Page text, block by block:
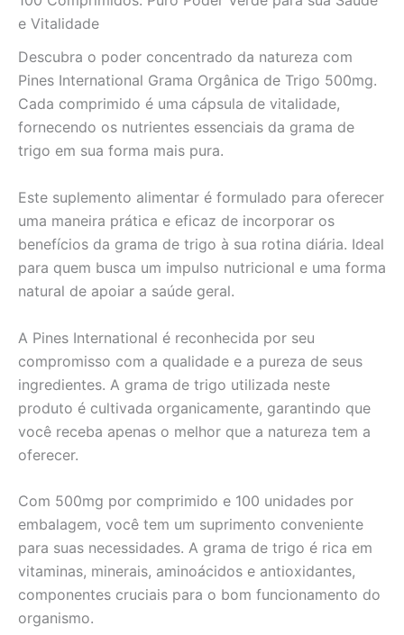
Bem-
Estar
e Vitalidade
Descubra o poder concentrado da natureza com
Pines International Grama Orgânica de Trigo 500mg.
Cada comprimido é uma cápsula de vitalidade,
fornecendo os nutrientes essenciais da grama de
trigo em sua forma mais pura.
Este suplemento alimentar é formulado para oferecer
uma maneira prática e eficaz de incorporar os
benefícios da grama de trigo à sua rotina diária. Ideal
para quem busca um impulso nutricional e uma forma
natural de apoiar a saúde geral.
A Pines International é reconhecida por seu
compromisso com a qualidade e a pureza de seus
ingredientes. A grama de trigo utilizada neste
produto é cultivada organicamente, garantindo que
você receba apenas o melhor que a natureza tem a
oferecer.
Com 500mg por comprimido e 100 unidades por
embalagem, você tem um suprimento conveniente
para suas necessidades. A grama de trigo é rica em
vitaminas, minerais, aminoácidos e antioxidantes,
componentes cruciais para o bom funcionamento do
organismo.